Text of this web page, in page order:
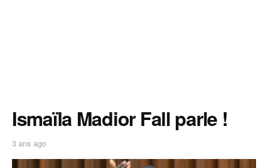
Ismaïla Madior Fall parle !
3 ans ago